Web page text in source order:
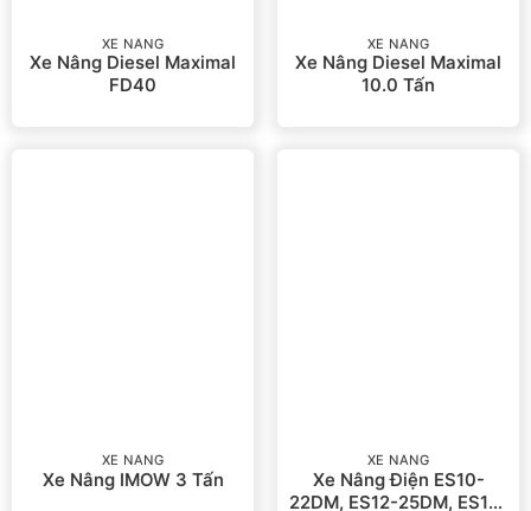
XE NÂNG
Xe Nâng Diesel Maximal
FD40
XE NÂNG
Xe Nâng Diesel Maximal
10.0 Tấn
XE NÂNG
Xe Nâng IMOW 3 Tấn
XE NÂNG
Xe Nâng Điện ES10-
22DM, ES12-25DM, ES15-